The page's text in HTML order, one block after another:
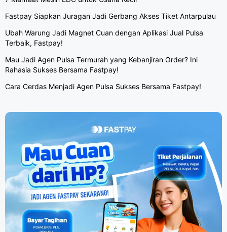
Fastpay Siapkan Juragan Jadi Gerbang Akses Tiket Antarpulau
Ubah Warung Jadi Magnet Cuan dengan Aplikasi Jual Pulsa
Terbaik, Fastpay!
Mau Jadi Agen Pulsa Termurah yang Kebanjiran Order? Ini
Rahasia Sukses Bersama Fastpay!
Cara Cerdas Menjadi Agen Pulsa Sukses Bersama Fastpay!